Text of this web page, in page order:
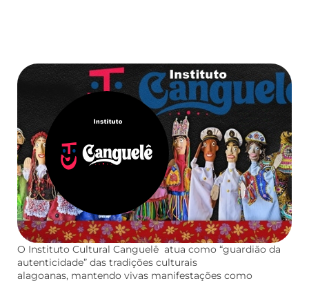
O Instituto Cultural Canguelê atua como “guardião da
autenticidade” das tradições culturais
alagoanas, mantendo vivas manifestações como